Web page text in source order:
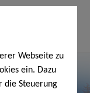
Webseite zu
ein. Dazu
die Steuerung